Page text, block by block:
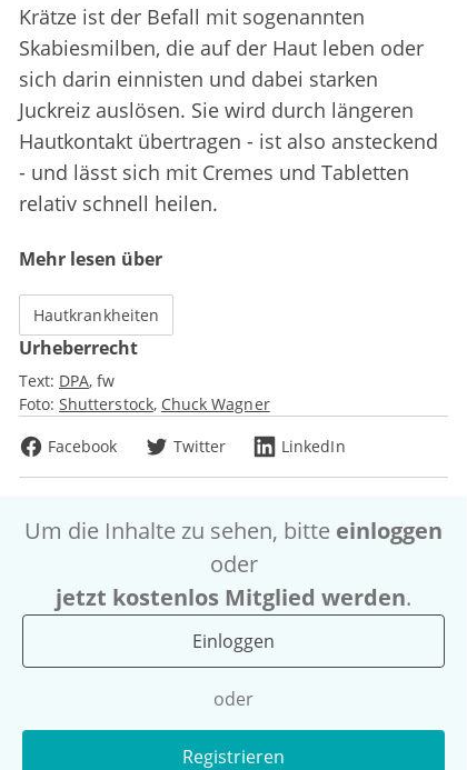
Krätze ist der Befall mit sogenannten
Skabiesmilben, die auf der Haut leben oder
sich darin einnisten und dabei starken
Juckreiz auslösen. Sie wird durch längeren
Hautkontakt übertragen - ist also ansteckend
- und lässt sich mit Cremes und Tabletten
relativ schnell heilen.
Mehr lesen über
Hautkrankheiten
Urheberrecht
Text: DPA fw
Foto: Shutterstock Chuck Wagner
Facebook
Twitter LinkedIn
Um die Inhalte zu sehen, bitte einloggen
oder
jetzt kostenlos Mitglied werden.
Einloggen
oder
Registrieren